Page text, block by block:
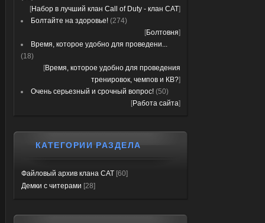
[Набор в лучший клан Call of Duty - клан CAT]
Болтайте на здоровье! (274)
[Болтовня]
Время, которое удобно для проведени...
(18)
[Время, которое удобно для проведения
тренировок, чемпов и КВ?]
Очень серьезный и срочный вопрос! (50)
[Работа сайта]
КАТЕГОРИИ РАЗДЕЛА
Файловый архив клана CAT [60]
Демки с читерами [28]